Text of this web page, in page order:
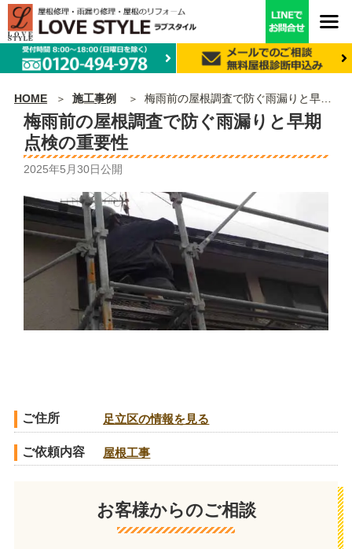
HOME 施工事例 梅雨前の屋根調査で防ぐ雨漏りと早期点検の重要性
梅雨前の屋根調査で防ぐ雨漏りと早期
点検の重要性
2025年5月30日公開
ご住所 足立区の情報を見る
ご依頼内容 屋根工事
お客様からのご相談